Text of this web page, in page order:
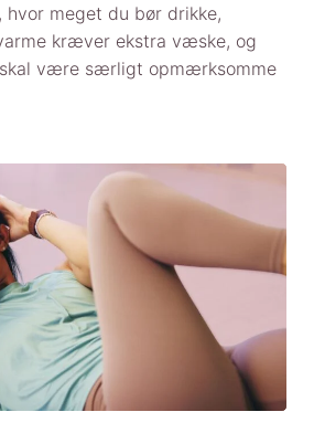
hvor meget du bør drikke,
kræver ekstra væske, og
være særligt opmærksomme